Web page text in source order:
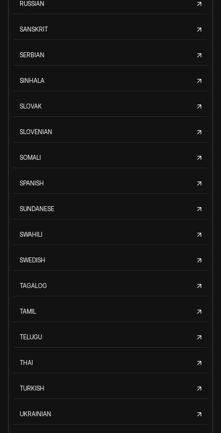
RUSSIAN
SANSKRIT
SERBIAN
SINHALA
SLOVAK
SLOVENIAN
SOMALI
SPANISH
SUNDANESE
SWAHILI
SWEDISH
TAGALOG
TAMIL
TELUGU
THAI
TURKISH
UKRAINIAN